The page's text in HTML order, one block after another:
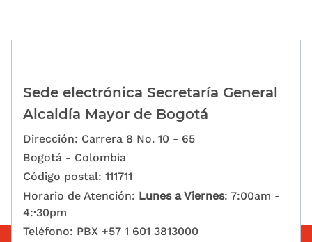
Sede electrónica Secretaría General
Alcaldía Mayor de Bogotá
Dirección: Carrera 8 No. 10 - 65
Bogotá - Colombia
Código postal: 111711
Horario de Atención: Lunes a Viernes: 7:00am -
4:·30pm
Teléfono: PBX +57 1 601 3813000